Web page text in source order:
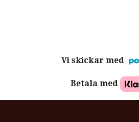
Vi skickar med
Betala med